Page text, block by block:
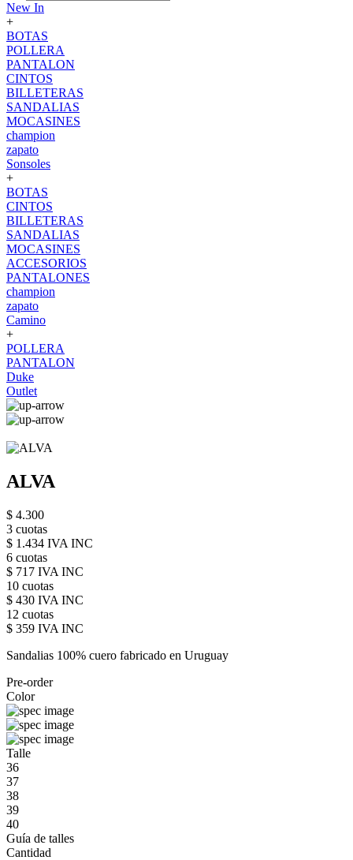
New In
+
BOTAS
POLLERA
PANTALON
CINTOS
BILLETERAS
SANDALIAS
MOCASINES
champion
zapato
Sonsoles
+
BOTAS
CINTOS
BILLETERAS
SANDALIAS
MOCASINES
ACCESORIOS
PANTALONES
champion
zapato
Camino
+
POLLERA
PANTALON
Duke
Outlet
ALVA
$ 4.300
3 cuotas
$ 1.434 IVA INC
6 cuotas
$ 717 IVA INC
10 cuotas
$ 430 IVA INC
12 cuotas
$ 359 IVA INC
Sandalias 100% cuero fabricado en Uruguay
Pre-order
Color
Talle
36
37
38
39
40
Guía de talles
Cantidad